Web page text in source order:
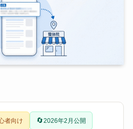
者向け 🔄2026年2月公開